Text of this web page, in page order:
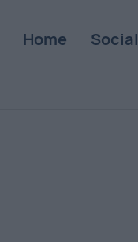
Home Social